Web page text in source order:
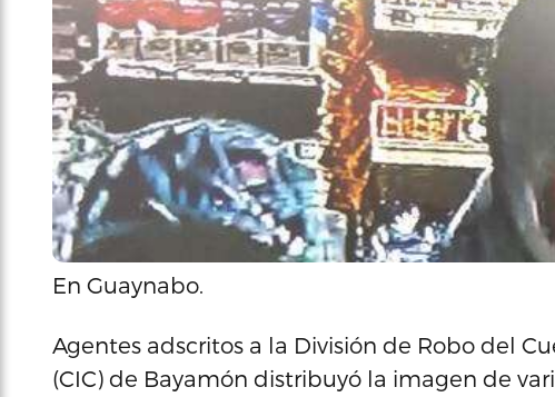
En Guaynabo.
Agentes adscritos a la División de Robo del
(CIC) de Bayamón distribuyó la imagen de